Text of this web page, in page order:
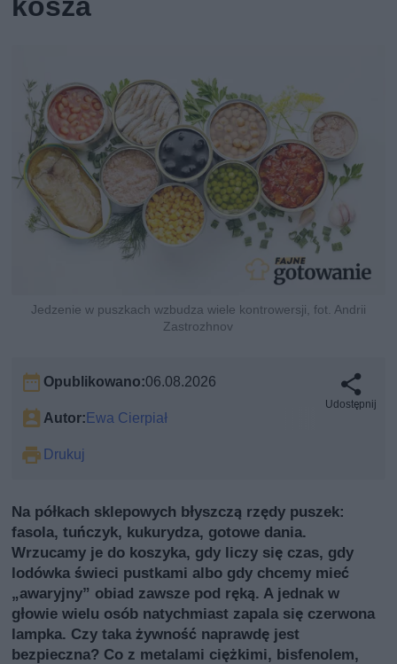
Jedzenie w puszkach wzbudza wiele kontrowersji, fot. Andrii
Zastrozhnov
Opublikowano:06.08.2026
Autor:Ewa Cierpiał
Drukuj
Udostępnij
Na półkach sklepowych błyszczą rzędy puszek:
fasola, tuńczyk, kukurydza, gotowe dania.
Wrzucamy je do koszyka, gdy liczy się czas, gdy
lodówka świeci pustkami albo gdy chcemy mieć
„awaryjny” obiad zawsze pod ręką. A jednak w
głowie wielu osób natychmiast zapala się czerwona
lampka. Czy taka żywność naprawdę jest
bezpieczna? Co z metalami ciężkimi, bisfenolem,